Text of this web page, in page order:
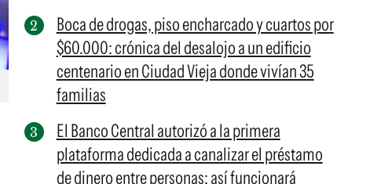
Boca de drogas, piso encharcado y cuartos por
$60.000: crónica del desalojo a un edificio
centenario en Ciudad Vieja donde vivían 35
familias
El Banco Central autorizó a la primera
plataforma dedicada a canalizar el préstamo
de dinero entre personas: así funcionará